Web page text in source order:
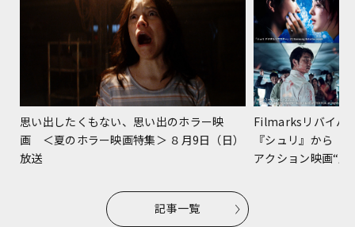
思い出したくもない、思い出のホラー映
画 ＜夏のホラー映画特集＞ ８月9日（日）
放送
Filmarksリバイバ
『シュリ』から『
アクション映画“躍
記事一覧